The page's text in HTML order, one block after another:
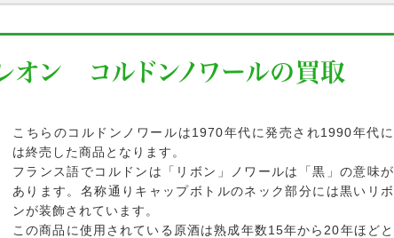
ン コルドンノワールの買取
こちらのコルドンノワールは1970年代に発売され1990年代に
は終売した商品となります。
フランス語でコルドンは「リボン」ノワールは「黒」の意味が
あります。名称通りキャップボトルのネック部分には黒いリボ
ンが装飾されています。
この商品に使用されている原酒は熟成年数15年から20年ほどと